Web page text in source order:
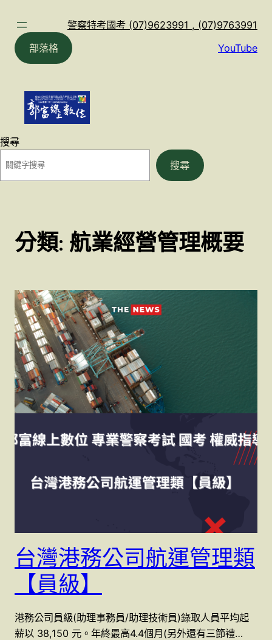
警察特考國考 (07)9623991 , (07)9763991
部落格
YouTube
搜尋
搜尋
分類: 航業經營管理概要
台灣港務公司航運管理類
【員級】
港務公司員級(助理事務員/助理技術員)錄取人員平均起
薪以 38,150 元。年終最高4.4個月(另外還有三節禮…